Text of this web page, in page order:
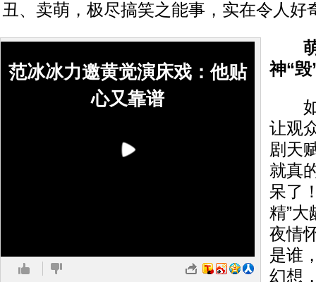
丑、卖萌，极尽搞笑之能事，实在令人好
范冰冰力邀黄觉演床戏：他贴
心又靠谱
神“毁
如
让观
剧天
就真
呆了
精”大
夜情
是谁
幻想